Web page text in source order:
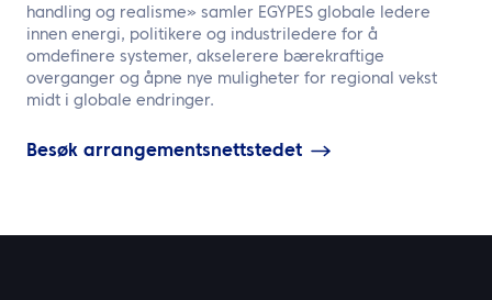
handling og realisme» samler EGYPES globale ledere
innen energi, politikere og industriledere for å
omdefinere systemer, akselerere bærekraftige
overganger og åpne nye muligheter for regional vekst
midt i globale endringer.
Besøk arrangementsnettstedet